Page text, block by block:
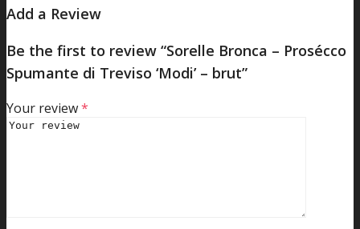
Add a Review
Be the first to review “Sorelle Bronca – Prosécco
Spumante di Treviso ‘Modi’ – brut”
Your review*